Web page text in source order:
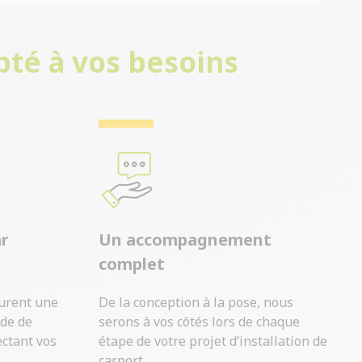
à vos besoins
une
de
vos
Un accompagnement
complet
De la conception à la pose, nous
serons à vos côtés lors de chaque
étape de votre projet d’installation de